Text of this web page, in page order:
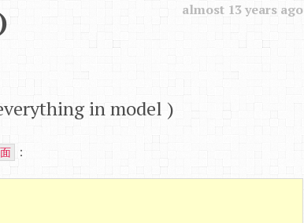
almost 13 years ago
in model )
：